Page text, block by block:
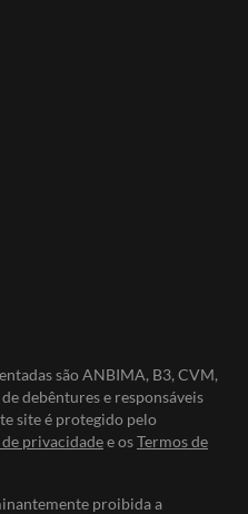
são ANBIMA, B3, CVM,
debêntures e responsáveis
site é protegido pelo
privacidadee osTermos de
proibida a